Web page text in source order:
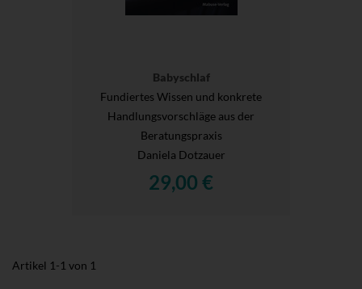
Babyschlaf
Fundiertes Wissen und konkrete
Handlungsvorschläge aus der
Beratungspraxis
Daniela Dotzauer
29,00 €
Artikel 1 -1 von 1